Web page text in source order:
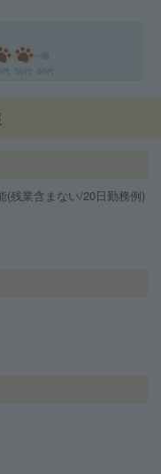
残業含まない/20日勤務例)